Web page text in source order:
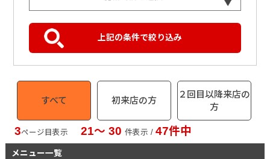
すべて 初来店の方
２回目以降来店の
方
3ページ目表示 21〜 30 件表示 / 47件中
メニュー一覧